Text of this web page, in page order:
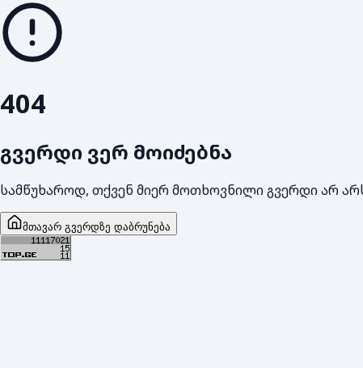
404
გვერდი ვერ მოიძებნა
სამწუხაროდ, თქვენ მიერ მოთხოვნილი გვერდი არ
მთავარ გვერდზე დაბრუნება